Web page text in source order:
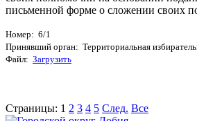
письменной форме о сложении своих
Номер: 6/1
Принявший орган: Территориальная
Файл: Загрузить
Страницы: 1 2 3 4 5 След. Все